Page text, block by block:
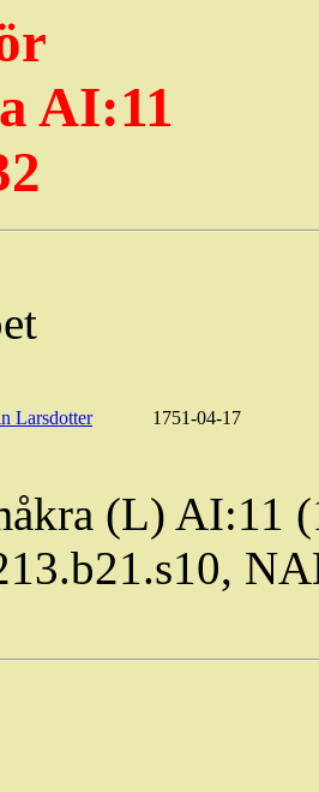
AI:11
Larsdotter 1751-04-17
(L) AI:11